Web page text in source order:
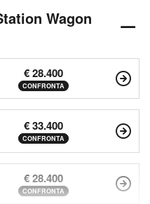
Wagon
€ 28.400
CONFRONTA
€ 33.400
CONFRONTA
€ 28.400
CONFRONTA